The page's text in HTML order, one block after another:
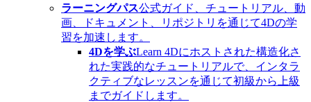
ラーニングパス公式ガイド、チュートリアル、動
画、ドキュメント、リポジトリを通じて4Dの学
習を加速します。
4Dを学ぶLearn 4Dにホストされた構造化さ
れた実践的なチュートリアルで、インタラ
クティブなレッスンを通じて初級から上級
までガイドします。